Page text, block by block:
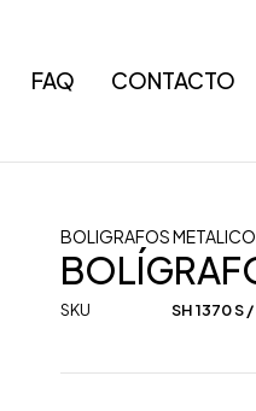
FAQ CONTACTO
BOLIGRAFOS
SKU SH 1370 S